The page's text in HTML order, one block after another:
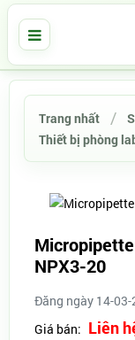
Trang nhất
Thiết bị phòng
NPX3-20
Đăng ngày 14-
Giá bán: Liên